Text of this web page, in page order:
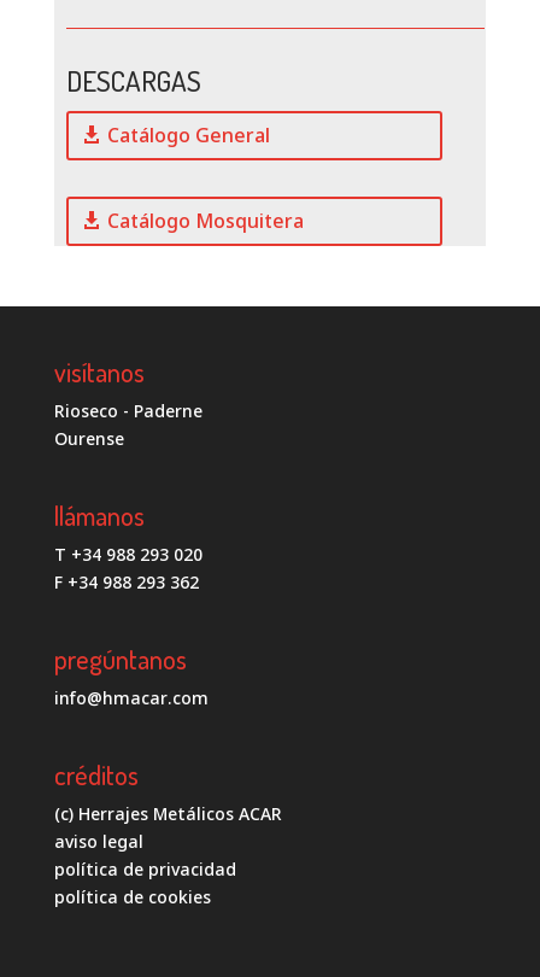
DESCARGAS
Catálogo General
Catálogo Mosquitera
visítanos
Rioseco - Paderne
Ourense
llámanos
T +34 988 293 020
F +34 988 293 362
pregúntanos
info@hmacar.com
créditos
(c) Herrajes Metálicos ACAR
aviso legal
política de privacidad
política de cookies